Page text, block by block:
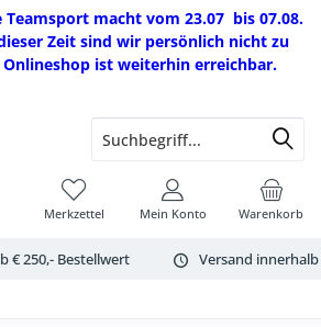
Teamsport macht vom 23.07 bis 07.08.
Zeit sind wir persönlich nicht zu
ist weiterhin erreichbar.
€ 250,- Bestellwert Versand
Warenkorb
Merkzettel Mein Konto